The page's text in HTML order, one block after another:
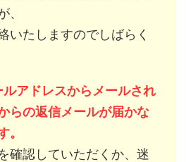
、
いたしますのでしばらく
アドレスからメールされ
らの返信メールが届かな
。
確認していただくか、迷